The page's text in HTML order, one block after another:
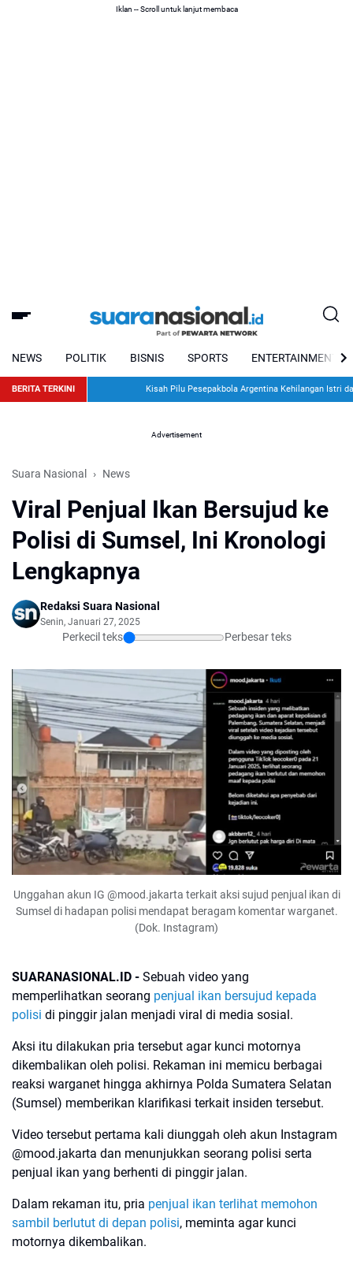
Iklan -- Scroll untuk lanjut membaca
NEWS POLITIK BISNIS SPORTS ENTERTAINMENT
BERITA TERKINI Kisah Pilu Pesepakbola Argentina Kehilangan Istri dan
Advertisement
Suara Nasional News
Viral Penjual Ikan Bersujud ke
Polisi di Sumsel, Ini Kronologi
Lengkapnya
Redaksi Suara Nasional
Senin, Januari 27, 2025
Perkecil teks Perbesar teks
Unggahan akun IG @mood.jakarta terkait aksi sujud penjual ikan di
Sumsel di hadapan polisi mendapat beragam komentar warganet.
(Dok. Instagram)
SUARANASIONAL.ID - Sebuah video yang
memperlihatkan seorang penjual ikan bersujud kepada
polisi di pinggir jalan menjadi viral di media sosial.
Aksi itu dilakukan pria tersebut agar kunci motornya
dikembalikan oleh polisi. Rekaman ini memicu berbagai
reaksi warganet hingga akhirnya Polda Sumatera Selatan
(Sumsel) memberikan klarifikasi terkait insiden tersebut.
Video tersebut pertama kali diunggah oleh akun Instagram
@mood.jakarta dan menunjukkan seorang polisi serta
penjual ikan yang berhenti di pinggir jalan.
Dalam rekaman itu, pria penjual ikan terlihat memohon
sambil berlutut di depan polisi, meminta agar kunci
motornya dikembalikan.